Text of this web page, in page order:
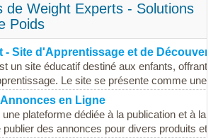
de Weight Experts - Solutions
Poids
- Site d'Apprentissage et de Découverte
un site éducatif destiné aux enfants, offrant
Le site se présente comme une
en Ligne
plateforme dédiée à la publication et à la
des annonces pour divers produits et